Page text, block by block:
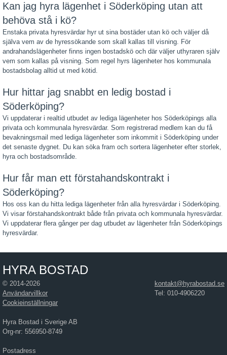
Kan jag hyra lägenhet i Söderköping utan att
behöva stå i kö?
Enstaka privata hyresvärdar hyr ut sina bostäder utan kö och väljer då
själva vem av de hyressökande som skall kallas till visning. För
andrahandslägenheter finns ingen bostadskö och där väljer uthyraren själv
vem som kallas på visning. Som regel hyrs lägenheter hos kommunala
bostadsbolag alltid ut med kötid.
Hur hittar jag snabbt en ledig bostad i
Söderköping?
Vi uppdaterar i realtid utbudet av lediga lägenheter hos Söderköpings alla
privata och kommunala hyresvärdar. Som registrerad medlem kan du få
bevakningsmail med lediga lägenheter som inkommit i Söderköping under
det senaste dygnet. Du kan söka fram och sortera lägenheter efter storlek,
hyra och bostadsområde.
Hur får man ett förstahandskontrakt i
Söderköping?
Hos oss kan du hitta lediga lägenheter från alla hyresvärdar i Söderköping.
Vi visar förstahandskontrakt både från privata och kommunala hyresvärdar.
Vi uppdaterar flera gånger per dag utbudet av lägenheter från Söderköpings
hyresvärdar.
HYRA BOSTAD
kontakt@hyrabostad.se
Tel: 010-4906220
© 2014-2026
Användarvillkor
Cookieinställningar
Hyra Bostad i Sverige AB
Org-nr: 556950-8749
Postadress